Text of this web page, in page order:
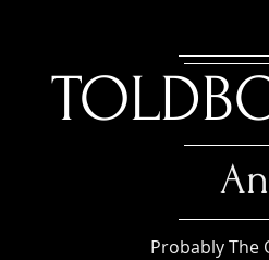
Probably The